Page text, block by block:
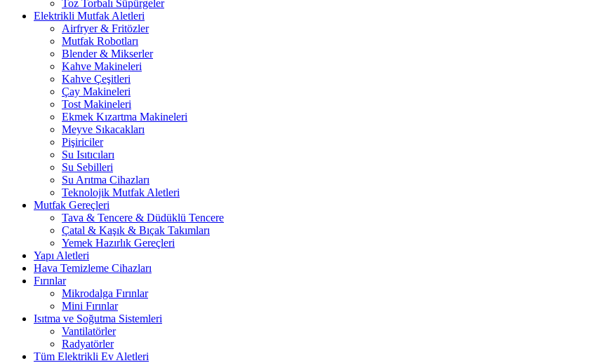
Toz Torbalı Süpürgeler
Elektrikli Mutfak Aletleri
Airfryer & Fritözler
Mutfak Robotları
Blender & Mikserler
Kahve Makineleri
Kahve Çeşitleri
Çay Makineleri
Tost Makineleri
Ekmek Kızartma Makineleri
Meyve Sıkacakları
Pişiriciler
Su Isıtıcıları
Su Sebilleri
Su Arıtma Cihazları
Teknolojik Mutfak Aletleri
Mutfak Gereçleri
Tava & Tencere & Düdüklü Tencere
Çatal & Kaşık & Bıçak Takımları
Yemek Hazırlık Gereçleri
Yapı Aletleri
Hava Temizleme Cihazları
Fırınlar
Mikrodalga Fırınlar
Mini Fırınlar
Isıtma ve Soğutma Sistemleri
Vantilatörler
Radyatörler
Tüm Elektrikli Ev Aletleri